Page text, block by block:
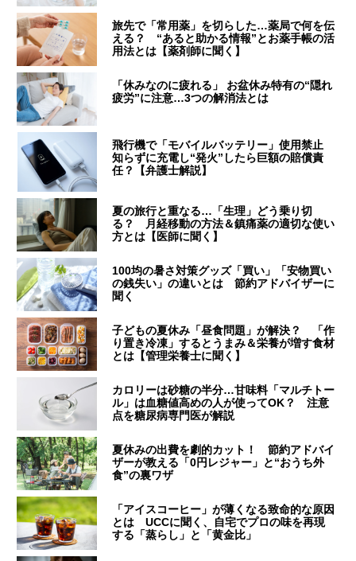
旅先で「常用薬」を切らした…薬局で何を伝
える？ “あると助かる情報”とお薬手帳の活
用法とは【薬剤師に聞く】
「休みなのに疲れる」 お盆休み特有の“隠れ
疲労”に注意…3つの解消法とは
飛行機で「モバイルバッテリー」使用禁止
知らずに充電し“発火”したら巨額の賠償責
任？【弁護士解説】
夏の旅行と重なる…「生理」どう乗り切
る？ 月経移動の方法＆鎮痛薬の適切な使い
方とは【医師に聞く】
100均の暑さ対策グッズ「買い」「安物買い
の銭失い」の違いとは 節約アドバイザーに
聞く
子どもの夏休み「昼食問題」が解決？ 「作
り置き冷凍」するとうまみ＆栄養が増す食材
とは【管理栄養士に聞く】
カロリーは砂糖の半分…甘味料「マルチトー
ル」は血糖値高めの人が使ってOK？ 注意
点を糖尿病専門医が解説
夏休みの出費を劇的カット！ 節約アドバイ
ザーが教える「0円レジャー」と“おうち外
食”の裏ワザ
「アイスコーヒー」が薄くなる致命的な原因
とは UCCに聞く、自宅でプロの味を再現
する「蒸らし」と「黄金比」